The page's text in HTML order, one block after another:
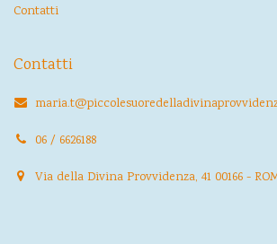
Contatti
Contatti
06 / 6626188
Via della Divina Provvidenza, 41 00166 -